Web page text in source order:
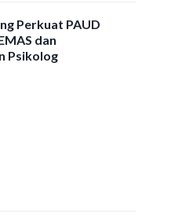
Perkuat PAUD
dan
Psikolog